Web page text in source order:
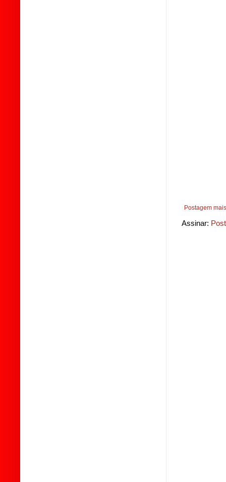
Postagem
Assinar: